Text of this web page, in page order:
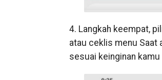
4. Langkah keempat,
atau ceklis menu Saat
sesuai keinginan